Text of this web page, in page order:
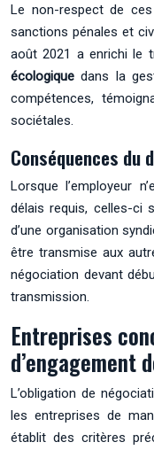
Le non-respect de
sanctions pénales et
août 2021 a enrichi le
écologique dans la
compétences,
sociétales.
Conséquences du
Lorsque l’employeur
délais requis, celles-ci
d’une organisation
être transmise aux
négociation devant
transmission.
Entreprises
d’engagement
L’obligation de
les entreprises de
établit des critères